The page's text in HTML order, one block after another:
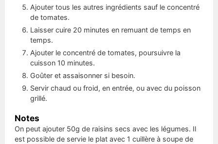
Ajouter tous les autres ingrédients sauf le concentré
de tomates.
Laisser cuire 20 minutes en remuant de temps en
temps.
Ajouter le concentré de tomates, poursuivre la
cuisson 10 minutes.
Goûter et assaisonner si besoin.
Servir chaud ou froid, en entrée, ou avec du poisson
grillé.
Notes
On peut ajouter 50g de raisins secs avec les légumes. Il
est possible de servie le plat avec 1 cuillère à soupe de